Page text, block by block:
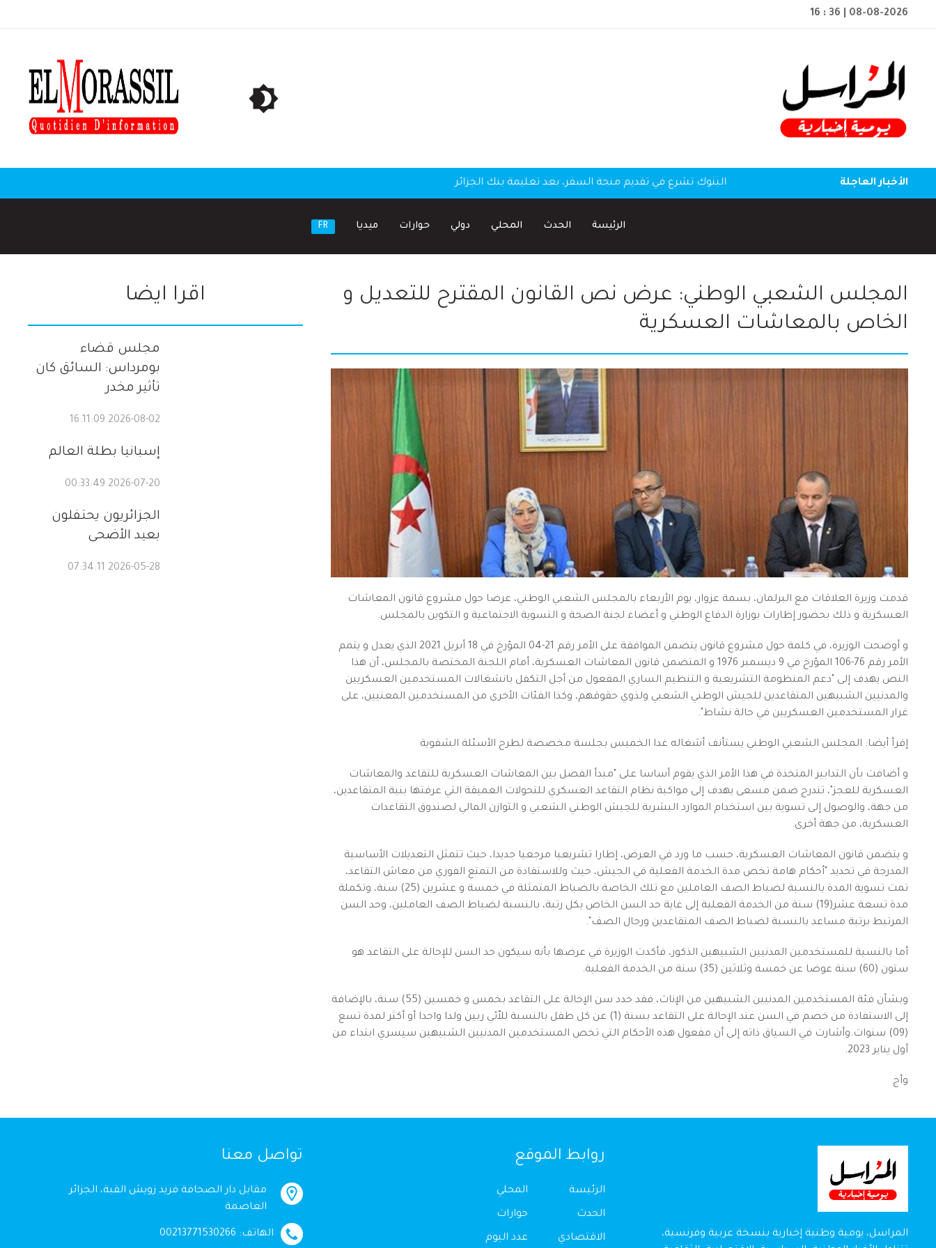
16 : 36 | 08-08-2026
الأخبار العاجلة البنوك تشرع في تقديم منحة السفر، بعد تعليمة بنك الجزائر
الرئيسة الحدث المحلي دولي حوارات ميديا FR
المجلس الشعبي الوطني: عرض نص القانون المقترح للتعديل و
الخاص بالمعاشات العسكرية
قدمت وزيرة العلاقات مع البرلمان، بسمة عزوار، يوم الأربعاء بالمجلس الشعبي الوطني، عرضا حول مشروع قانون المعاشات
العسكرية و ذلك بحضور إطارات بوزارة الدفاع الوطني و أعضاء لجنة الصحة و التسوية الاجتماعية و التكوين بالمجلس.
و أوضحت الوزيرة، في كلمة حول مشروع قانون يتضمن الموافقة على الأمر رقم 21-04 المؤرخ في 18 أبريل 2021 الذي يعدل و يتمم
الأمر رقم 76-106 المؤرخ في 9 ديسمبر 1976 و المتضمن قانون المعاشات العسكرية، أمام اللجنة المختصة بالمجلس، أن هذا
النص يهدف إلى "دعم المنظومة التشريعية و التنظيم الساري المفعول من أجل التكفل بانشغالات المستخدمين العسكريين
والمدنيين الشبيهين المتقاعدين للجيش الوطني الشعبي ولذوي حقوقهم، وكذا الفئات الأخرى من المستخدمين المعنيين، على
غرار المستخدمين العسكريين في حالة نشاط".
إقرأ أيضا: المجلس الشعبي الوطني يستأنف أشغاله غدا الخميس بجلسة مخصصة لطرح الأسئلة الشفوية
و أضافت بأن التدابير المتخذة في هذا الأمر الذي يقوم أساسا على "مبدأ الفصل بين المعاشات العسكرية للتقاعد والمعاشات
العسكرية للعجز"، تندرج ضمن مسعى يهدف إلى مواكبة نظام التقاعد العسكري للتحولات العميقة التي عرفتها بنية المتقاعدين،
من جهة، والوصول إلى تسوية بين استخدام الموارد البشرية للجيش الوطني الشعبي و التوازن المالي لصندوق التقاعدات
العسكرية، من جهة أخرى.
و يتضمن قانون المعاشات العسكرية، حسب ما ورد في العرض، إطارا تشريعيا مرجعيا جديدا، حيث تتمثل التعديلات الأساسية
المدرجة في تحديد "أحكام هامة تخص مدة الخدمة الفعلية في الجيش، حيث وللاستفادة من التمتع الفوري من معاش التقاعد،
تمت تسوية المدة بالنسبة لضباط الصف العاملين مع تلك الخاصة بالضباط المتمثلة في خمسة و عشرين (25) سنة، وتكملة
مدة تسعة عشر(19) سنة من الخدمة الفعلية إلى غاية حد السن الخاص بكل رتبة، بالنسبة لضباط الصف العاملين، وحد السن
المرتبط برتبة مساعد بالنسبة لضباط الصف المتقاعدين ورجال الصف".
أما بالنسبة للمستخدمين المدنيين الشبيهين الذكور، فأكدت الوزيرة في عرضها بأنه سيكون حد السن للإحالة على التقاعد هو
ستون (60) سنة عوضا عن خمسة وثلاثين (35) سنة من الخدمة الفعلية.
وبشأن فئة المستخدمين المدنيين الشبيهين من الإناث، فقد حدد سن الإحالة على التقاعد بخمس و خمسين (55) سنة، بالإضافة
إلى الاستفادة من خصم في السن عند الإحالة على التقاعد بسنة (1) عن كل طفل بالنسبة للاّئي ربين ولدا واحدا أو أكثر لمدة تسع
(09) سنوات.وأشارت في السياق ذاته إلى أن مفعول هذه الأحكام التي تخص المستخدمين المدنيين الشبيهين سيسري ابتداء من
أول يناير 2023.
وأج
اقرا ايضا
مجلس قضاء
بومرداس: السائق كان
تأثير مخدر
2026-08-02 16:11:09
إسبانيا بطلة العالم
2026-07-20 00:33:49
الجزائريون يحتفلون
بعيد الأضحى
2026-05-28 07:34:11
المراسل، يومية وطنية إخبارية بنسخة عربية وفرنسية،
روابط الموقع
الرئيسة
الحدث
الاقتصادي
المحلي
حوارات
عدد اليوم
تواصل معنا
مقابل دار الصحافة فريد زويش القبة، الجزائر
العاصمة
الهاتف: 00213771530266